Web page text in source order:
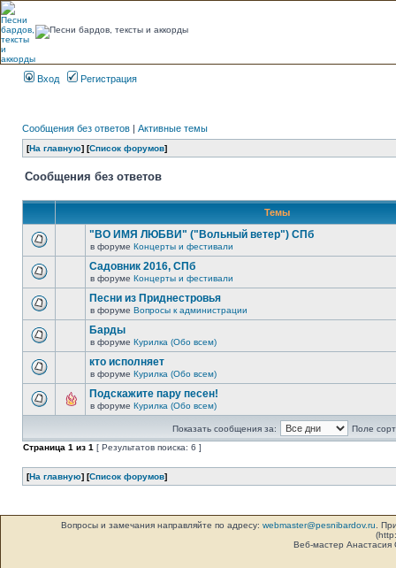
Вход Регистрация
Сообщения без ответов | Активные темы
[На главную] [Список форумов]
Сообщения без ответов
Темы
"ВО ИМЯ ЛЮБВИ" ("Вольный ветер") СПб
в форуме Концерты и фестивали
Садовник 2016, СПб
в форуме Концерты и фестивали
Песни из Приднестровья
в форуме Вопросы к администрации
Барды
в форуме Курилка (Обо всем)
кто исполняет
в форуме Курилка (Обо всем)
Подскажите пару песен!
в форуме Курилка (Обо всем)
Показать сообщения за:
Поле
Страница 1 из 1 [ Результатов поиска: 6 ]
[На главную] [Список форумов]
Вопросы и замечания направляйте по адресу: webmaster@pesnibardov.ru .
Веб-мастер